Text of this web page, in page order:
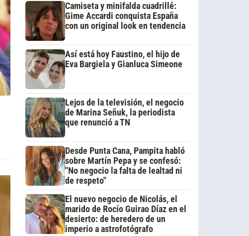
Camiseta y minifalda cuadrillé:
Gime Accardi conquista España
con un original look en tendencia
Así está hoy Faustino, el hijo de
Eva Bargiela y Gianluca Simeone
Lejos de la televisión, el negocio
de Marina Señuk, la periodista
que renunció a TN
Desde Punta Cana, Pampita habló
sobre Martín Pepa y se confesó:
"No negocio la falta de lealtad ni
de respeto"
El nuevo negocio de Nicolás, el
marido de Rocío Guirao Díaz en el
desierto: de heredero de un
imperio a astrofotógrafo